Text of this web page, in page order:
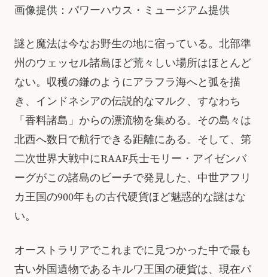
画像提供：パワーハウス・ミュージアム提供
謎と魔法は今なお野生の地に宿っている。北部準
州のウェッセル諸島ほど荒々しい場所はほとんど
ない。収穫の鎌のようにアラフラ海へと弧を描
き、インドネシアの伝説的なマルク、すなわち
「香料諸島」からの漂流物を集める。その島々は
北西へ数日で航行できる距離にある。そして、第
二次世界大戦中にRAAF兵士モリー・アイゼンバ
ーグがこの諸島のビーチで発見した、中世アフリ
カ王国の900年もの古代硬貨ほど魅惑的な謎はな
い。
オーストラリアでこれまでに見つかった中で最も
古い外国遺物であるキルワ王国の硬貨は、現在パ